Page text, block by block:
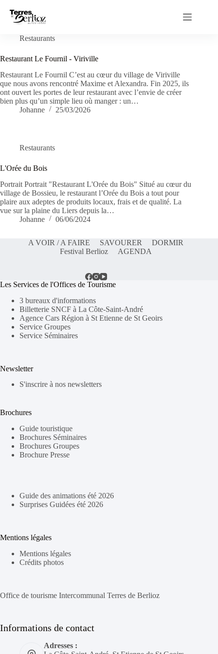
contenu
Restaurants
Restaurant Le Fournil - Viriville
Restaurant Le Fournil C’est au cœur du village de Viriville
que nous avons rencontré Maxime et Alexandra. Fin 2025, ils
ont ouvert les portes de leur restaurant avec l’envie de créer
bien plus qu’un simple lieu où manger : un…
Johanne
25/03/2026
Restaurants
L'Orée du Bois
Portrait Portrait "Restaurant L'Orée du Bois" Situé au cœur du
village de Bossieu, le restaurant l’Orée du Bois a tout pour
plaire aux adeptes de produits locaux, frais et de qualité. La
vue sur la plaine du Liers depuis la…
Johanne
06/06/2024
A VOIR / A FAIRE SAVOURER
DORMIR
Festival Berlioz
AGENDA
Les Services de l'Offices de Tourisme
3 bureaux d'informations
Billetterie SNCF à La Côte-Saint-André
Agence Cars Région à St Etienne de St Geoirs
Service Groupes
Service Séminaires
Newsletter
S'inscrire à nos newsletters
Brochures
Guide touristique
Brochures Séminaires
Brochures Groupes
Brochure Presse
Guide des animations été 2026
Surprises Guidées été 2026
Mentions légales
Mentions légales
Crédits photos
Office de tourisme Intercommunal Terres de Berlioz
Informations de contact
Adresses :